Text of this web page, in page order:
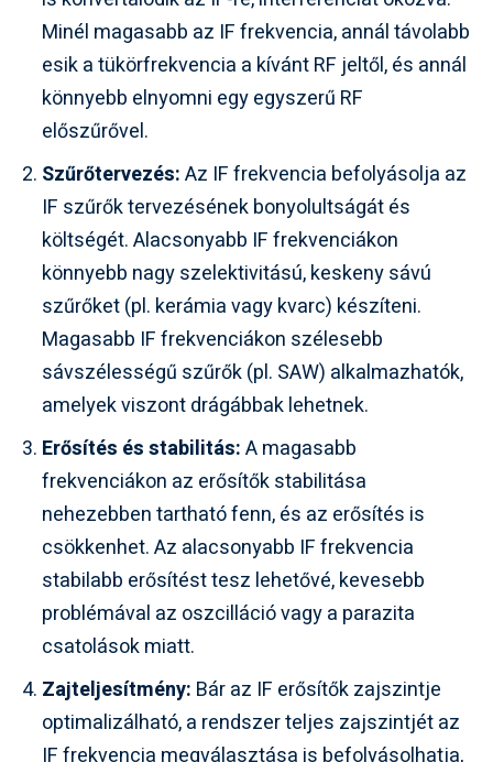
Minél magasabb az IF frekvencia, annál távolabb
esik a tükörfrekvencia a kívánt RF jeltől, és annál
könnyebb elnyomni egy egyszerű RF
előszűrővel.
Szűrőtervezés:Az IF frekvencia befolyásolja az
IF szűrők tervezésének bonyolultságát és
költségét. Alacsonyabb IF frekvenciákon
könnyebb nagy szelektivitású, keskeny sávú
szűrőket (pl. kerámia vagy kvarc) készíteni.
Magasabb IF frekvenciákon szélesebb
sávszélességű szűrők (pl. SAW) alkalmazhatók,
amelyek viszont drágábbak lehetnek.
Erősítés és stabilitás:A magasabb
frekvenciákon az erősítők stabilitása
nehezebben tartható fenn, és az erősítés is
csökkenhet. Az alacsonyabb IF frekvencia
stabilabb erősítést tesz lehetővé, kevesebb
problémával az oszcilláció vagy a parazita
csatolások miatt.
Zajteljesítmény: Bár az IF erősítők zajszintje
optimalizálható, a rendszer teljes zajszintjét az
IF frekvencia megválasztása is befolyásolhatja,